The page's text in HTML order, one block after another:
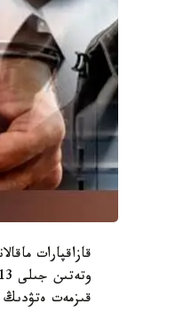
قىزمەت ەتۋدىڭ